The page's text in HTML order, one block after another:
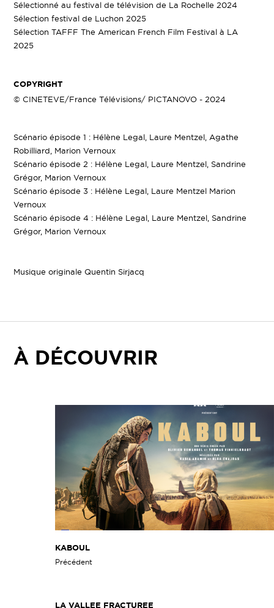
Sélectionné au festival de télévision de La Rochelle 2024
Sélection festival de Luchon 2025
Sélection TAFFF The American French Film Festival à LA
2025
COPYRIGHT
© CINETEVE/France Télévisions/ PICTANOVO - 2024
Scénario épisode 1 : Hélène Legal, Laure Mentzel, Agathe
Robilliard, Marion Vernoux
Scénario épisode 2 : Hélène Legal, Laure Mentzel, Sandrine
Grégor, Marion Vernoux
Scénario épisode 3 : Hélène Legal, Laure Mentzel Marion
Vernoux
Scénario épisode 4 : Hélène Legal, Laure Mentzel, Sandrine
Grégor, Marion Vernoux
Musique originale Quentin Sirjacq
À DÉCOUVRIR
KABOUL
Précédent
LA VALLEE FRACTUREE